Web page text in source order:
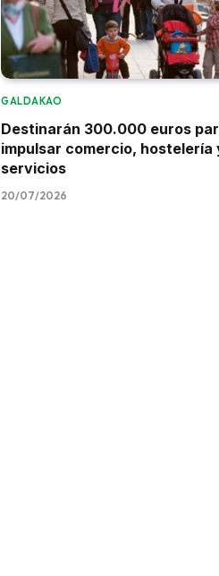
GALDAKAO
Destinarán 300.000 euros
impulsar comercio, hostelería
servicios
20/07/2026